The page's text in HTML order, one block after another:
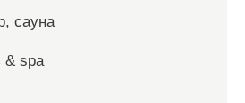
сауна
& spa